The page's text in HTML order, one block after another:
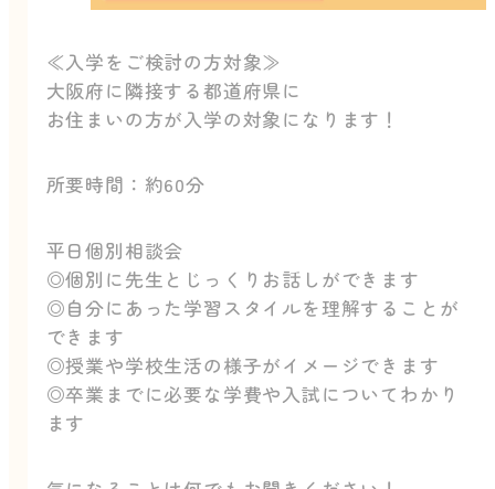
≪入学をご検討の方対象≫
大阪府に隣接する都道府県に
お住まいの方が入学の対象になります！
所要時間：約60分
平日個別相談会
◎個別に先生とじっくりお話しができます
◎自分にあった学習スタイルを理解することが
できます
◎授業や学校生活の様子がイメージできます
◎卒業までに必要な学費や入試についてわかり
ます